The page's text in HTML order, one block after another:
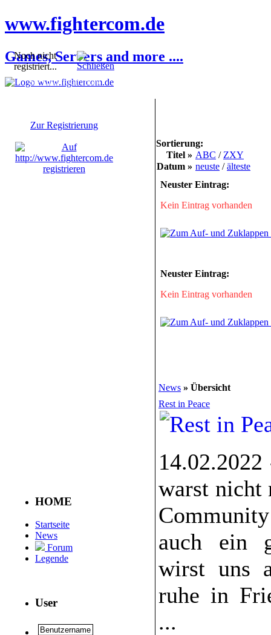
www.fightercom.de
Games, Servers and more ....
HOME
Startseite
News
Forum
Legende
User
Sortierung:
Titel » ABC / ZXY
Datum » neuste /älteste
Neuster Eintrag:
Kein Eintrag vorhanden
Neuster Eintrag:
Kein Eintrag vorhanden
News » Übersicht
Rest in Peace
warst nicht
auch ein
wirst uns
ruhe in
...
Noch nicht
registriert...
Sie sind noch nicht
Zur Registrierung